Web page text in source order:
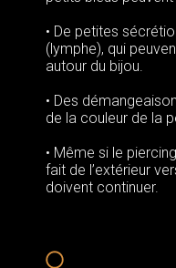
• De petites
(lymphe), qui
autour du bijou.
• Des
de la couleur de la
• Même si le
fait de l’extérieur
doivent continuer.